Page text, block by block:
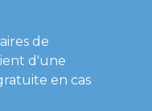
de
d'une
en cas